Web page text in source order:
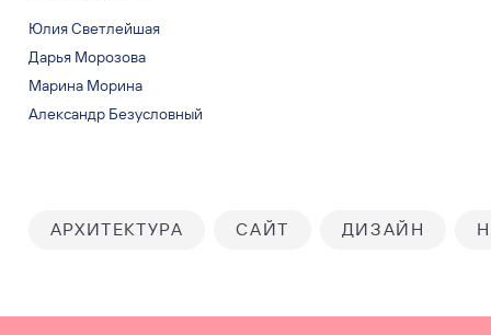
Юлия Светлейшая
Дарья Морозова
Марина Морина
Александр Безусловный
АРХИТЕКТУРА САЙТ ДИЗАЙН